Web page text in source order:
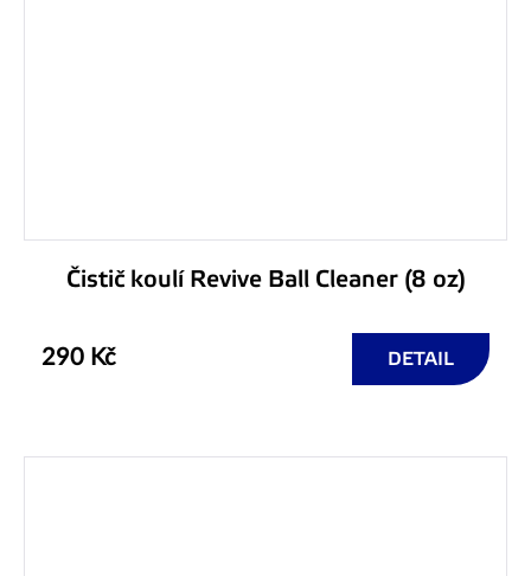
Čistič koulí Revive Ball Cleaner (8 oz)
290 Kč DETAIL